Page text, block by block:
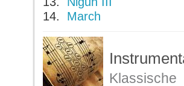
14. March